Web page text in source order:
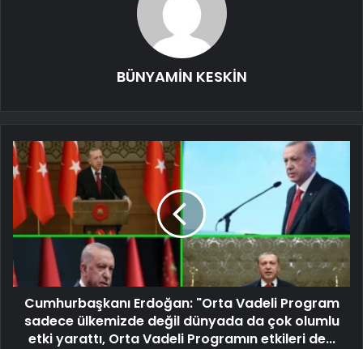
BÜNYAMİN KESKİN
Cumhurbaşkanı Erdoğan: "Orta Vadeli Program
sadece ülkemizde değil dünyada da çok olumlu
etki yarattı, Orta Vadeli Programın etkileri de...